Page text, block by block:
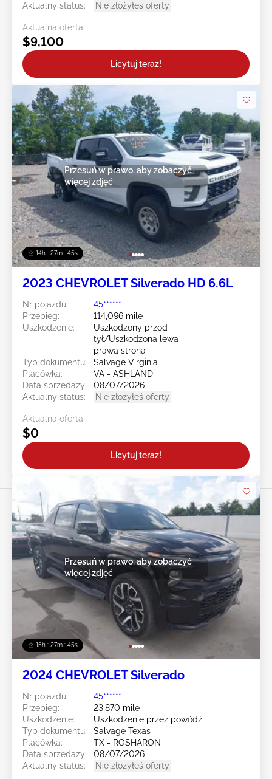
Aktualny status:
Nie złożyłeś oferty
Aktualna oferta:
$9,100
Licytuj teraz!
14h : 27m : 43s
Przesuń w prawo, aby zobaczyć
więcej zdjęć
2023 CHEVROLET Silverado HD 6.6L
Nr pojazdu:
45******
Przebieg:
114,096 mile
Uszkodzenie:
Uszkodzony przód i
tył/Uszkodzona lewa i
prawa strona
Typ dokumentu:
Salvage Virginia
Placówka:
VA - ASHLAND
Data sprzedaży:
08/07/2026
Aktualny status:
Nie złożyłeś oferty
Aktualna oferta:
$0
Licytuj teraz!
15h : 27m : 43s
Przesuń w prawo, aby zobaczyć
więcej zdjęć
2024 CHEVROLET Silverado
Nr pojazdu:
45******
Przebieg:
23,870 mile
Uszkodzenie:
Uszkodzenie przez powódź
Typ dokumentu:
Salvage Texas
Placówka:
TX - ROSHARON
Data sprzedaży:
08/07/2026
Aktualny status:
Nie złożyłeś oferty